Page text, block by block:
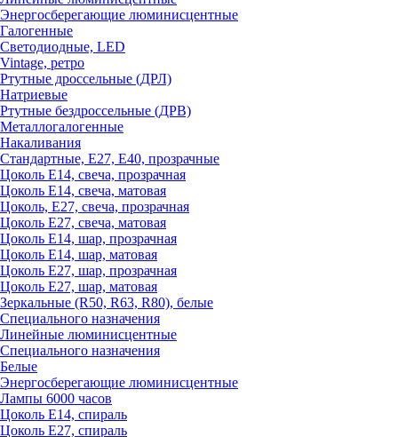
Энергосберегающие люминисцентные
Галогенные
Светодиодные, LED
Vintage, ретро
Ртутные дроссельные (ДРЛ)
Натриевые
Ртутные бездроссельные (ДРВ)
Металлогалогенные
Накаливания
Стандартные, Е27, Е40, прозрачные
Цоколь Е14, свеча, прозрачная
Цоколь Е14, свеча, матовая
Цоколь, Е27, свеча, прозрачная
Цоколь Е27, свеча, матовая
Цоколь Е14, шар, прозрачная
Цоколь Е14, шар, матовая
Цоколь Е27, шар, прозрачная
Цоколь Е27, шар, матовая
Зеркальные (R50, R63, R80), белые
Специального назначения
Линейные люминисцентные
Специального назначения
Белые
Энергосберегающие люминисцентные
Лампы 6000 часов
Цоколь Е14, спираль
Цоколь Е27, спираль